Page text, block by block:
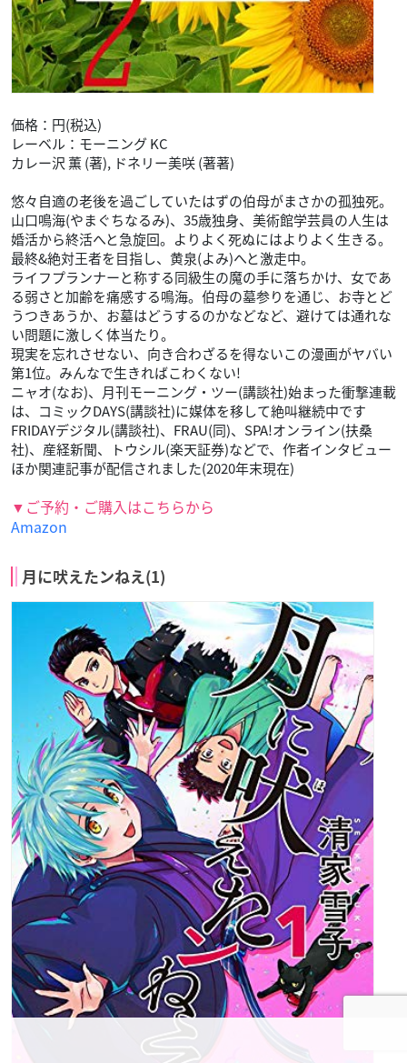
価格：円(税込)
レーベル：モーニング KC
カレー沢 薫 (著), ドネリー美咲 (著著)
悠々自適の老後を過ごしていたはずの伯母がまさかの孤独死。
山口鳴海(やまぐちなるみ)、35歳独身、美術館学芸員の人生は
婚活から終活へと急旋回。よりよく死ぬにはよりよく生きる。
最終&絶対王者を目指し、黄泉(よみ)へと激走中。
ライフプランナーと称する同級生の魔の手に落ちかけ、女であ
る弱さと加齢を痛感する鳴海。伯母の墓参りを通じ、お寺とど
うつきあうか、お墓はどうするのかなどなど、避けては通れな
い問題に激しく体当たり。
現実を忘れさせない、向き合わざるを得ないこの漫画がヤバい
第1位。みんなで生きればこわくない!
ニャオ(なお)、月刊モーニング・ツー(講談社)始まった衝撃連載
は、コミックDAYS(講談社)に媒体を移して絶叫継続中です
FRIDAYデジタル(講談社)、FRAU(同)、SPA!オンライン(扶桑
社)、産経新聞、トウシル(楽天証券)などで、作者インタビュー
ほか関連記事が配信されました(2020年末現在)
▼ご予約・ご購入はこちらから
Amazon
月に吠えたンねえ(1)